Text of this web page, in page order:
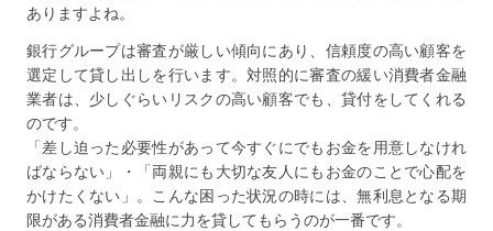
ありますよね。
銀行グループは審査が厳しい傾向にあり、信頼度の高い顧客を
選定して貸し出しを行います。対照的に審査の緩い消費者金融
業者は、少しぐらいリスクの高い顧客でも、貸付をしてくれる
のです。
「差し迫った必要性があって今すぐにでもお金を用意しなけれ
ばならない」・「両親にも大切な友人にもお金のことで心配を
かけたくない」。こんな困った状況の時には、無利息となる期
限がある消費者金融に力を貸してもらうのが一番です。